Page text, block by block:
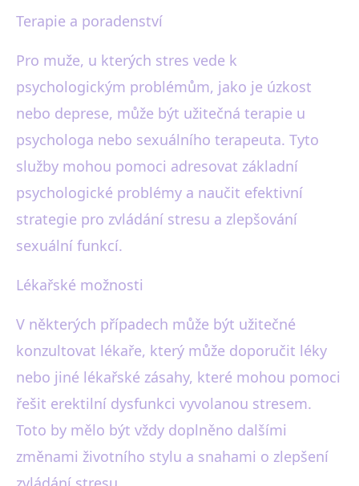
Terapie a poradenství
Pro muže, u kterých stres vede k
psychologickým problémům, jako je úzkost
nebo deprese, může být užitečná terapie u
psychologa nebo sexuálního terapeuta. Tyto
služby mohou pomoci adresovat základní
psychologické problémy a naučit efektivní
strategie pro zvládání stresu a zlepšování
sexuální funkcí.
Lékařské možnosti
V některých případech může být užitečné
konzultovat lékaře, který může doporučit léky
nebo jiné lékařské zásahy, které mohou pomoci
řešit erektilní dysfunkci vyvolanou stresem.
Toto by mělo být vždy doplněno dalšími
změnami životního stylu a snahami o zlepšení